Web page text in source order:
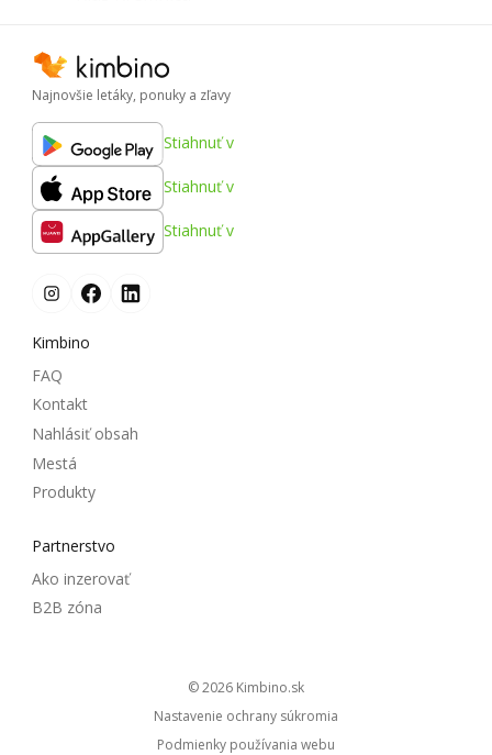
Najnovšie letáky, ponuky a zľavy
Stiahnuť v
Stiahnuť v
Stiahnuť v
Kimbino
FAQ
Kontakt
Nahlásiť obsah
Mestá
Produkty
Partnerstvo
Ako inzerovať
B2B zóna
© 2026
kimbino.sk
Nastavenie ochrany súkromia
Podmienky používania webu